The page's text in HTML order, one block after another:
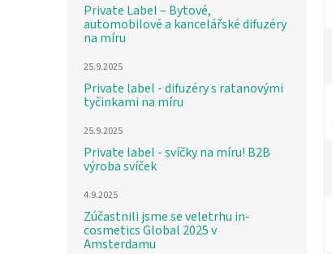
Private Label – Bytové,
automobilové a kancelářské difuzéry
na míru
25.9.2025
Private label - difuzéry s ratanovými
tyčinkami na míru
25.9.2025
Private label - svíčky na míru! B2B
výroba svíček
4.9.2025
Zúčastnili jsme se veletrhu in-
cosmetics Global 2025 v
Amsterdamu